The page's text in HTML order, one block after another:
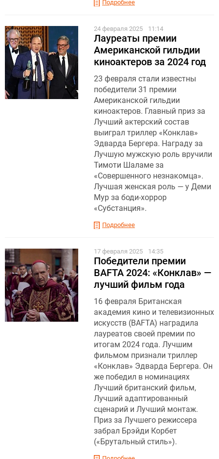
Подробнее
24 февраля 2025 11:14
Лауреаты премии
Американской гильдии
киноактеров за 2024 год
23 февраля стали известны
победители 31 премии
Американской гильдии
киноактеров. Главный приз за
Лучший актерский состав
выиграл триллер «Конклав»
Эдварда Бергера. Награду за
Лучшую мужскую роль вручили
Тимоти Шаламе за
«Совершенного незнакомца».
Лучшая женская роль — у Деми
Мур за боди-хоррор
«Субстанция».
Подробнее
17 февраля 2025 14:35
Победители премии
BAFTA 2024: «Конклав» —
лучший фильм года
16 февраля Британская
академия кино и телевизионных
искусств (BAFTA) наградила
лауреатов своей премии по
итогам 2024 года. Лучшим
фильмом признали триллер
«Конклав» Эдварда Бергера. Он
же победил в номинациях
Лучший британский фильм,
Лучший адаптированный
сценарий и Лучший монтаж.
Приз за Лучшего режиссера
забрал Брэйди Корбет
(«Брутальный стиль»).